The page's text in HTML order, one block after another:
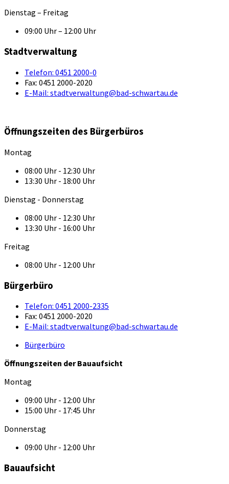
Dienstag – Freitag
09:00 Uhr – 12:00 Uhr
Stadtverwaltung
Telefon: 0451 2000-0
Fax: 0451 2000-2020
E-Mail: stadtverwaltung@bad-schwartau.de
Öffnungszeiten des Bürgerbüros
Montag
08:00 Uhr - 12:30 Uhr
13:30 Uhr - 18:00 Uhr
Dienstag - Donnerstag
08:00 Uhr - 12:30 Uhr
13:30 Uhr - 16:00 Uhr
Freitag
08:00 Uhr - 12:00 Uhr
Bürgerbüro
Telefon: 0451 2000-2335
Fax: 0451 2000-2020
E-Mail: stadtverwaltung@bad-schwartau.de
Bürgerbüro
Öffnungszeiten der Bauaufsicht
Montag
09:00 Uhr - 12:00 Uhr
15:00 Uhr - 17:45 Uhr
Donnerstag
09:00 Uhr - 12:00 Uhr
Bauaufsicht